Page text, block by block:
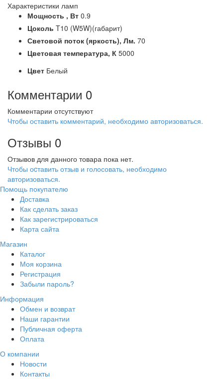
Характеристики ламп
Мощность , Вт 0.9
Цоколь T10 (W5W)(габарит)
Световой поток (яркость), Лм. 70
Цветовая температура, К 5000
Цвет Белый
Комментарии 0
Комментарии отсутствуют
Чтобы оставить комментарий, необходимо авторизоваться.
Отзывы 0
Отзывов для данного товара пока нет.
Чтобы оcтавить отзыв и голосовать, необходимо
авторизоваться.
Помощь покупателю
Доставка
Как сделать заказ
Как зарегистрироваться
Карта сайта
Магазин
Каталог
Моя корзина
Регистрация
Забыли пароль?
Информация
Обмен и возврат
Наши гарантии
Публичная оферта
Оплата
О компании
Новости
Контакты